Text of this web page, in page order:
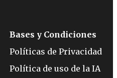
Bases y Condiciones
Políticas de Privacidad
Política de uso de la IA